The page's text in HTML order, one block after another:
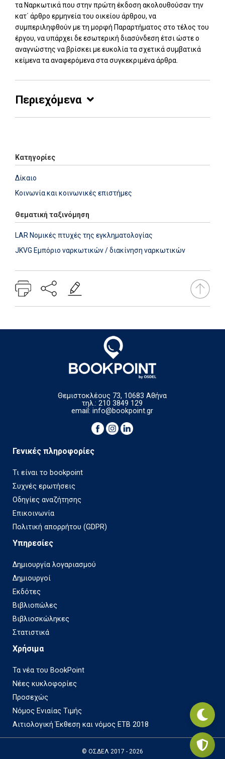
τα Ναρκωτικά που στην πρώτη έκδοση ακολουθούσαν την
κατ΄ άρθρο ερμηνεία του οικείου άρθρου, να
συμπεριληφθούν με τη μορφή Παραρτήματος στο τέλος του
έργου, να υπάρχει δε εσωτερική διασύνδεση έτσι ώστε ο
αναγνώστης να βρίσκει με ευκολία τα σχετικά συμβατικά
κείμενα τα αναφερόμενα στα συγκεκριμένα άρθρα.
Περιεχόμενα
Κατηγορίες
Δίκαιο
Κοινωνία και κοινωνικές επιστήμες
Θεματική ταξινόμηση
LAR Νομικές πτυχές της εγκληματολογίας
JKVG Εμπόριο ναρκωτικών / διακίνηση ναρκωτικών
Θεμιστοκλέους 73, 10683 Αθήνα
τηλ.: 210 3849 129
email:info@bookpoint.gr
Γενικές πληροφορίες
Τι είναι το bookpoint
Συχνές ερωτήσεις
Οδηγίες αναζήτησης
Επικοινωνία
Πολιτική απορρήτου (GDPR)
Υπηρεσίες
Δημιουργία λογαριασμού
Δημιουργοί
Εκδότες
Βιβλιοπώλες
Βιβλιοσκώληκες
Στατιστικά
Χρήσιμα
Τα νέα του BookPoint
Νέες κυκλοφορίες
Προσεχώς
Νόμος Ενιαίας Τιμής
Αιτιολογική Έκθεση και νόμος ΕΤΒ 2018
© ΟΣΔΕΛ 2017 - 2026